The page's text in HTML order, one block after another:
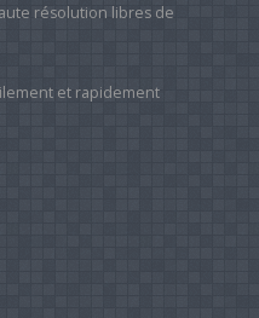
résolution libres de
et rapidement